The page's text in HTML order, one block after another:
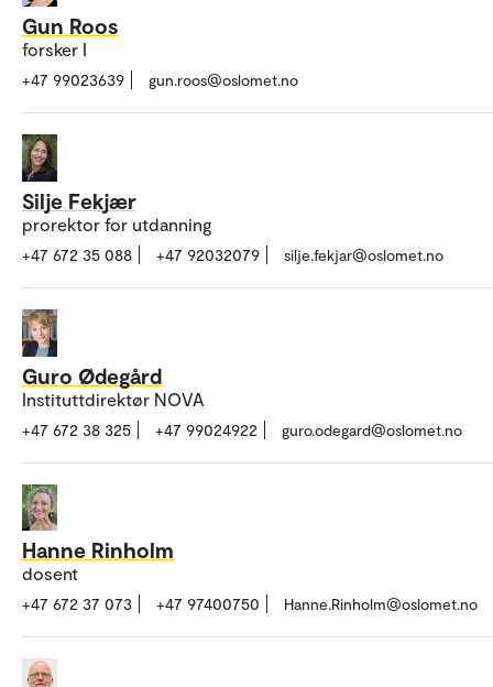
Gun Roos
forsker I
+47 99023639 gun.roos@oslomet.no
Silje Fekjær
prorektor for utdanning
+47 672 35 088 +47 92032079 silje.fekjar@oslomet.no
Guro Ødegård
Instituttdirektør NOVA
+47 672 38 325 +47 99024922 guro.odegard@oslomet.no
Hanne Rinholm
dosent
+47 672 37 073 +47 97400750 Hanne.Rinholm@oslomet.no